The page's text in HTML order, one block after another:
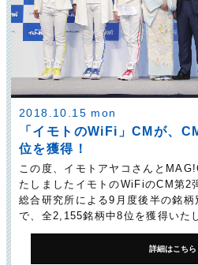
2018.10.15 mon
「イモトのWiFi」CMが、
位を獲得！
この度、イモトアヤコさんと
たしましたイモトのWiFiのCM第2
総合研究所による9月度後半の銘
で、全2,155銘柄中8位を獲得いた
詳細はこちら